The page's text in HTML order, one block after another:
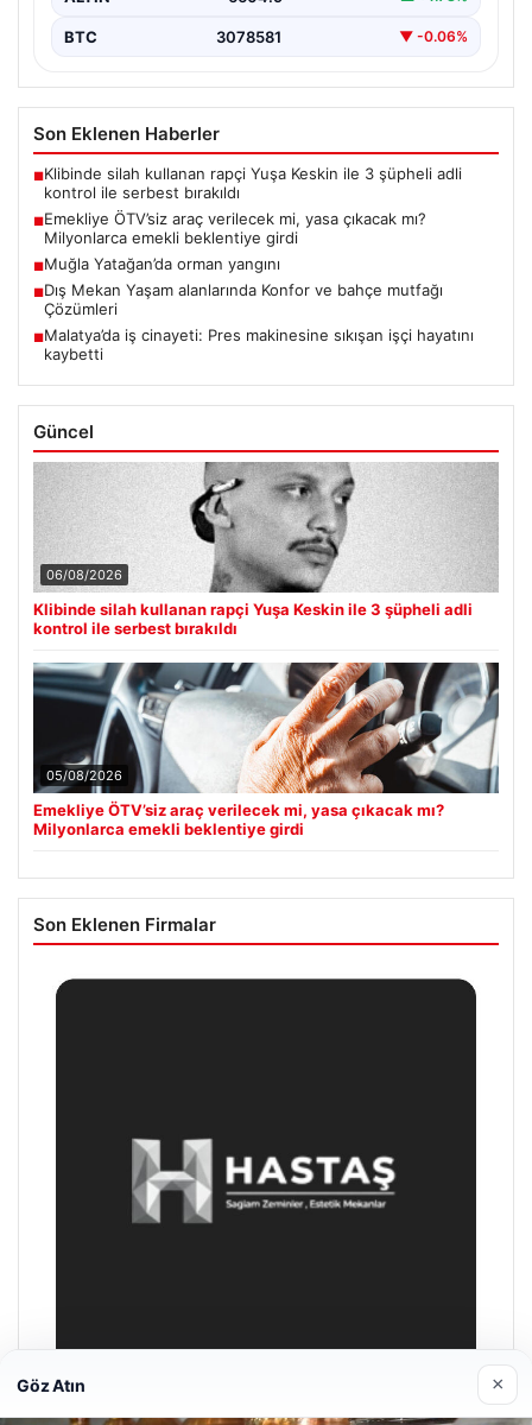
BTC 3078581 ▼ -0.06%
Son Eklenen Haberler
■Klibinde silah kullanan rapçi Yuşa Keskin ile 3 şüpheli adli
kontrol ile serbest bırakıldı
■Emekliye ÖTV’siz araç verilecek mi, yasa çıkacak mı?
Milyonlarca emekli beklentiye girdi
■Muğla Yatağan’da orman yangını
■Dış Mekan Yaşam alanlarında Konfor ve bahçe mutfağı
Çözümleri
■Malatya’da iş cinayeti: Pres makinesine sıkışan işçi hayatını
kaybetti
Güncel
06/08/2026
Klibinde silah kullanan rapçi Yuşa Keskin ile 3 şüpheli adli
kontrol ile serbest bırakıldı
05/08/2026
Emekliye ÖTV’siz araç verilecek mi, yasa çıkacak mı?
Milyonlarca emekli beklentiye girdi
Son Eklenen Firmalar
Göz Atın ×